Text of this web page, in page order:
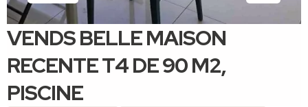
VENDS BELLE MAISON
RECENTE T4 DE 90 M2,
PISCINE